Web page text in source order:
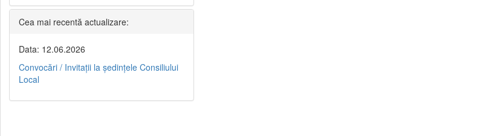
Cea mai recentă actualizare:
Data: 12.06.2026
Convocări / Invitaţii la şedinţele Consiliului
Local